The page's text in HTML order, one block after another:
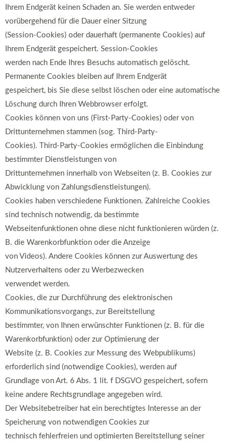
Ihrem Endgerät keinen Schaden an. Sie werden entweder
vorübergehend für die Dauer einer Sitzung
(Session-Cookies) oder dauerhaft (permanente Cookies) auf
Ihrem Endgerät gespeichert. Session-Cookies
werden nach Ende Ihres Besuchs automatisch gelöscht.
Permanente Cookies bleiben auf Ihrem Endgerät
gespeichert, bis Sie diese selbst löschen oder eine automatische
Löschung durch Ihren Webbrowser erfolgt.
Cookies können von uns (First-Party-Cookies) oder von
Drittunternehmen stammen (sog. Third-Party-
Cookies). Third-Party-Cookies ermöglichen die Einbindung
bestimmter Dienstleistungen von
Drittunternehmen innerhalb von Webseiten (z. B. Cookies zur
Abwicklung von Zahlungsdienstleistungen).
Cookies haben verschiedene Funktionen. Zahlreiche Cookies
sind technisch notwendig, da bestimmte
Webseitenfunktionen ohne diese nicht funktionieren würden (z.
B. die Warenkorbfunktion oder die Anzeige
von Videos). Andere Cookies können zur Auswertung des
Nutzerverhaltens oder zu Werbezwecken
verwendet werden.
Cookies, die zur Durchführung des elektronischen
Kommunikationsvorgangs, zur Bereitstellung
bestimmter, von Ihnen erwünschter Funktionen (z. B. für die
Warenkorbfunktion) oder zur Optimierung der
Website (z. B. Cookies zur Messung des Webpublikums)
erforderlich sind (notwendige Cookies), werden auf
Grundlage von Art. 6 Abs. 1 lit. f DSGVO gespeichert, sofern
keine andere Rechtsgrundlage angegeben wird.
Der Websitebetreiber hat ein berechtigtes Interesse an der
Speicherung von notwendigen Cookies zur
technisch fehlerfreien und optimierten Bereitstellung seiner